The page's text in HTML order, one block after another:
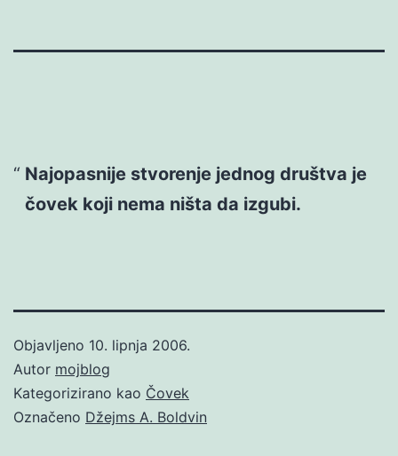
Najopasnije stvorenje jednog društva je
čovek koji nema ništa da izgubi.
Objavljeno 10. lipnja 2006.
Autor mojblog
Kategorizirano kao Čovek
Označeno Džejms A. Boldvin